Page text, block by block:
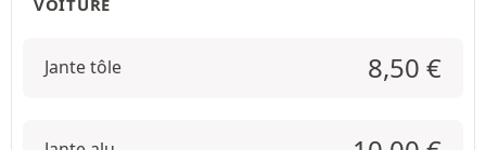
Jante tôle 8,50 €